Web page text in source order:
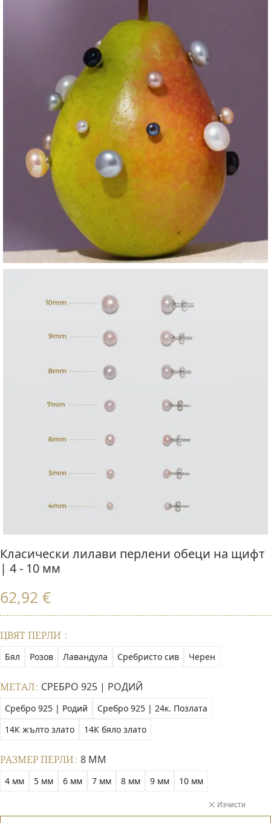
Класически лилави перлени обеци на щифт
| 4 - 10 мм
62,92 €
ЦВЯТ ПЕРЛИ
Бял Розов Лавандула Сребристо сив Черен
МЕТАЛ СРЕБРО 925 | РОДИЙ
Сребро 925 | Родий
Сребро 925 | 24к. Позлата
14К жълто злато
14К бяло злато
РАЗМЕР ПЕРЛИ 8 ММ
4 мм 5 мм 6 мм 7 мм 8 мм 9 мм 10 мм
Изчисти